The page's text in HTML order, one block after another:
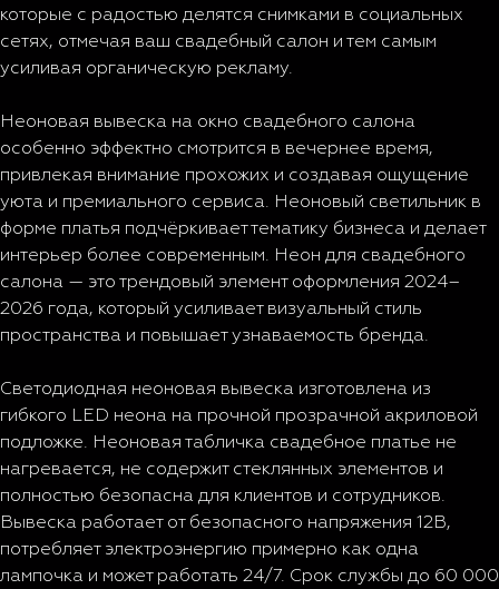
которые с радостью делятся снимками в социальных
сетях, отмечая ваш свадебный салон и тем самым
усиливая органическую рекламу.
Неоновая вывеска на окно свадебного салона
особенно эффектно смотрится в вечернее время,
привлекая внимание прохожих и создавая ощущение
уюта и премиального сервиса. Неоновый светильник в
форме платья подчёркивает тематику бизнеса и делает
интерьер более современным. Неон для свадебного
салона — это трендовый элемент оформления 2024–
2026 года, который усиливает визуальный стиль
пространства и повышает узнаваемость бренда.
Светодиодная неоновая вывеска изготовлена из
гибкого LED неона на прочной прозрачной акриловой
подложке. Неоновая табличка свадебное платье не
нагревается, не содержит стеклянных элементов и
полностью безопасна для клиентов и сотрудников.
Вывеска работает от безопасного напряжения 12В,
потребляет электроэнергию примерно как одна
лампочка и может работать 24/7. Срок службы до 60 000